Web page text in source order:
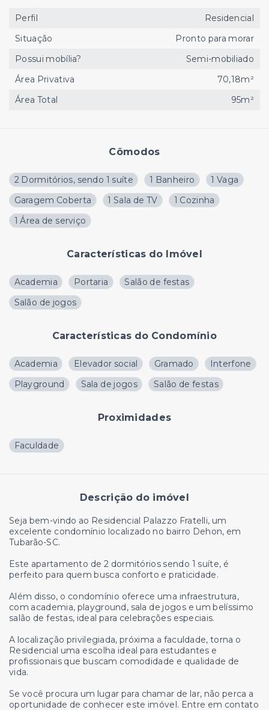
Cômodos
2 Dormitórios, sendo 1 suíte 1 Banheiro
1 Vaga
Garagem Coberta
1 Sala de TV
1 Cozinha
1 Área de serviço
Características do Imóvel
Academia Portaria
Salão de festas
Salão de jogos
Características do Condomínio
Academia Elevador social Gramado
Interfone
Playground
Sala de jogos Salão de festas
Proximidades
Faculdade
Descrição do imóvel
Seja bem-vindo ao Residencial Palazzo Fratelli, um
excelente condomínio localizado no bairro Dehon, em
Tubarão-SC.
Este apartamento de 2 dormitórios sendo 1 suíte, é
perfeito para quem busca conforto e praticidade.
Além disso, o condomínio oferece uma infraestrutura,
com academia, playground, sala de jogos e um belíssimo
salão de festas, ideal para celebrações especiais.
A localização privilegiada, próxima a faculdade, torna o
Residencial uma escolha ideal para estudantes e
profissionais que buscam comodidade e qualidade de
vida.
Se você procura um lugar para chamar de lar, não perca a
oportunidade de conhecer este imóvel. Entre em contato
Perfil
Residencial
Situação
Pronto para morar
Possui mobília?
Semi-mobiliado
Área Privativa
70,18m²
Área Total
95m²